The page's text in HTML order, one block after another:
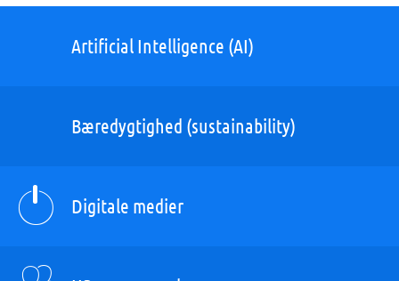
Artificial Intelligence (AI)
Bæredygtighed (sustainability)
Digitale medier